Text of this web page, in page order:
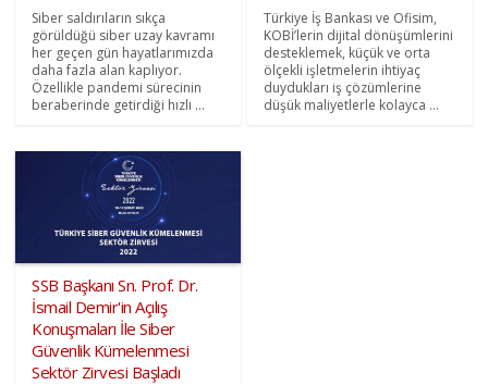
Siber saldırıların sıkça
görüldüğü siber uzay kavramı
her geçen gün hayatlarımızda
daha fazla alan kaplıyor.
Özellikle pandemi sürecinin
beraberinde getirdiği hızlı ...
Türkiye İş Bankası ve Ofisim,
KOBİ’lerin dijital dönüşümlerini
desteklemek, küçük ve orta
ölçekli işletmelerin ihtiyaç
duydukları iş çözümlerine
düşük maliyetlerle kolayca ...
SSB Başkanı Sn. Prof. Dr.
İsmail Demir'in Açılış
Konuşmaları İle Siber
Güvenlik Kümelenmesi
Sektör Zirvesi Başladı